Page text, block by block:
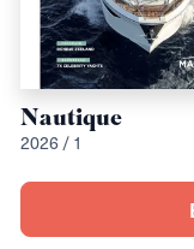
Nautique
2026 / 1